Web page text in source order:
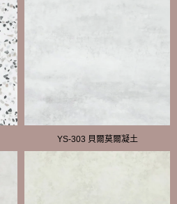
YS-303 貝爾莫爾凝土